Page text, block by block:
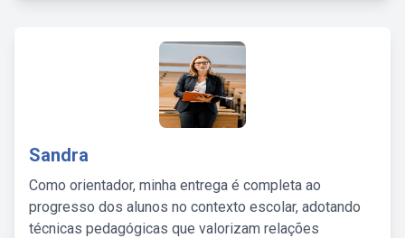
Sandra
Como orientador, minha entrega é completa ao
progresso dos alunos no contexto escolar, adotando
técnicas pedagógicas que valorizam relações